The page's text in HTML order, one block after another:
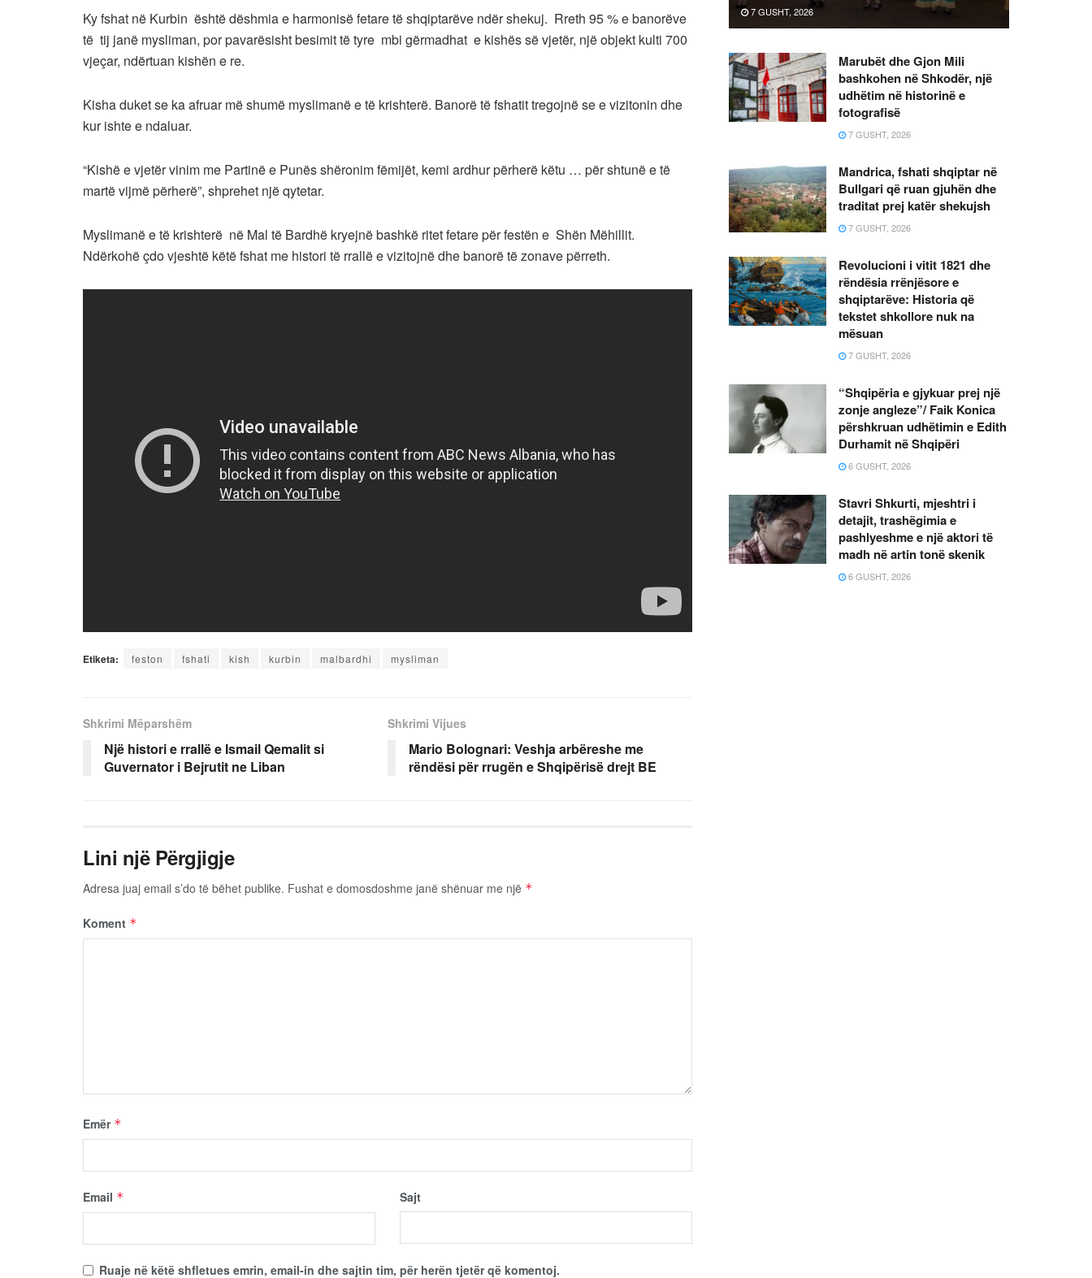
Ky fshat në Kurbin është dëshmia e harmonisë fetare të shqiptarëve ndër shekuj. Rreth 95 % e banorëve
të tij janë mysliman, por pavarësisht besimit të tyre mbi gërmadhat e kishës së vjetër, një objekt kulti 700
vjeçar, ndërtuan kishën e re.
Kisha duket se ka afruar më shumë myslimanë e të krishterë. Banorë të fshatit tregojnë se e vizitonin dhe
kur ishte e ndaluar.
“Kishë e vjetër vinim me Partinë e Punës shëronim fëmijët, kemi ardhur përherë këtu … për shtunë e të
martë vijmë përherë”, shprehet një qytetar.
Myslimanë e të krishterë në Mal të Bardhë kryejnë bashkë ritet fetare për festën e Shën Mëhillit.
Ndërkohë çdo vjeshtë këtë fshat me histori të rrallë e vizitojnë dhe banorë të zonave përreth.
Etiketa: feston fshati kish kurbin malbardhi mysliman
Shkrimi Mëparshëm
Një histori e rrallë e Ismail Qemalit si
Guvernator i Bejrutit ne Liban
Shkrimi Vijues
Mario Bolognari: Veshja arbëreshe me
rëndësi për rrugën e Shqipërisë drejt BE
Lini një Përgjigje
Adresa juaj email s’do të bëhet publike. Fushat e domosdoshme janë shënuar me një *
Koment *
Emër *
Email * Sajt
Ruaje në këtë shfletues emrin, email-in dhe sajtin tim, për herën tjetër që komentoj.
7 GUSHT, 2026
Marubët dhe Gjon Mili
bashkohen në Shkodër, një
udhëtim në historinë e
fotografisë
7 GUSHT, 2026
Mandrica, fshati shqiptar në
Bullgari që ruan gjuhën dhe
traditat prej katër shekujsh
7 GUSHT, 2026
Revolucioni i vitit 1821 dhe
rëndësia rrënjësore e
shqiptarëve: Historia që
tekstet shkollore nuk na
mësuan
7 GUSHT, 2026
“Shqipëria e gjykuar prej një
zonje angleze”/ Faik Konica
përshkruan udhëtimin e Edith
Durhamit në Shqipëri
6 GUSHT, 2026
Stavri Shkurti, mjeshtri i
detajit, trashëgimia e
pashlyeshme e një aktori të
madh në artin tonë skenik
6 GUSHT, 2026